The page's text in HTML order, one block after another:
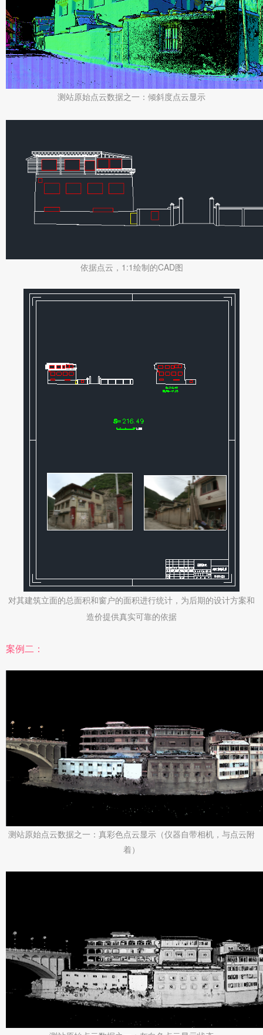
测站原始点云数据之一：倾斜度点云显示
依据点云，1:1绘制的CAD图
对其建筑立面的总面积和窗户的面积进行统计，为后期的设计方案和
造价提供真实可靠的依据
案例二：
测站原始点云数据之一：真彩色点云显示（仪器自带相机，与点云附
着）